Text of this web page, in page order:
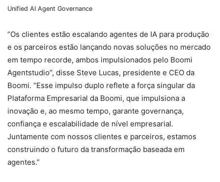
Unified AI Agent Governance
“Os clientes estão escalando agentes de IA para produção
e os parceiros estão lançando novas soluções no mercado
em tempo recorde, ambos impulsionados pelo Boomi
Agentstudio”, disse Steve Lucas, presidente e CEO da
Boomi. “Esse impulso duplo reflete a força singular da
Plataforma Empresarial da Boomi, que impulsiona a
inovação e, ao mesmo tempo, garante governança,
confiança e escalabilidade de nível empresarial.
Juntamente com nossos clientes e parceiros, estamos
construindo o futuro da transformação baseada em
agentes.”